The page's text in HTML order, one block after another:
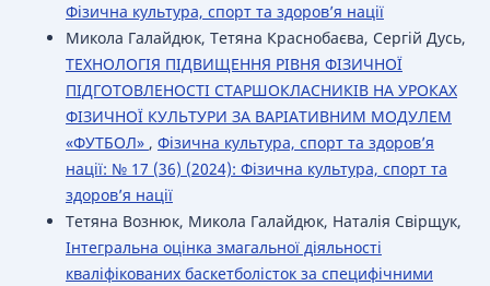
Фізична культура, спорт та здоров’я нації
Микола Галайдюк, Тетяна Краснобаєва, Сергій Дусь,
ТЕХНОЛОГІЯ ПІДВИЩЕННЯ РІВНЯ ФІЗИЧНОЇ
ПІДГОТОВЛЕНОСТІ СТАРШОКЛАСНИКІВ НА УРОКАХ
ФІЗИЧНОЇ КУЛЬТУРИ ЗА ВАРІАТИВНИМ МОДУЛЕМ
«ФУТБОЛ» , Фізична культура, спорт та здоров’я
нації: № 17 (36) (2024): Фізична культура, спорт та
здоров’я нації
Тетяна Вознюк, Микола Галайдюк, Наталія Свірщук,
Інтегральна оцінка змагальної діяльності
кваліфікованих баскетболісток за специфічними